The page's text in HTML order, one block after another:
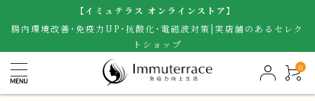
【イミュテラス オンラインストア】
腸内環境改善･免疫力UP･抗酸化･電磁波対策|実店舗のあるセレク
トショップ
0